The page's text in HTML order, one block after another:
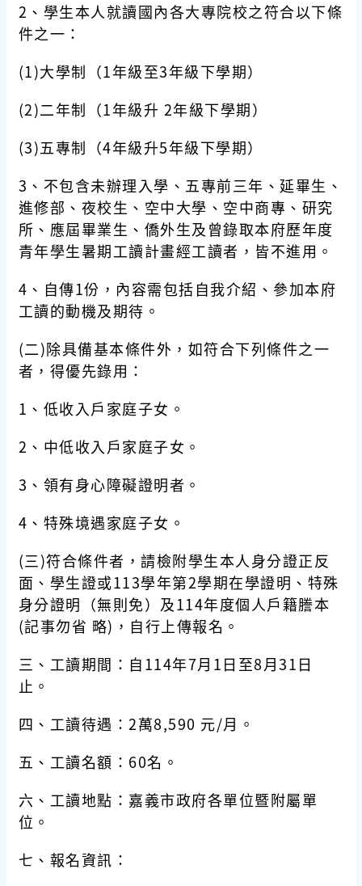
2、學生本人就讀國內各大專院校之符合以下條
件之一：
(1)大學制（1年級至3年級下學期）
(2)二年制（1年級升 2年級下學期）
(3)五專制（4年級升5年級下學期）
3、不包含未辦理入學、五專前三年、延畢生、
進修部、夜校生、空中大學、空中商專、研究
所、應屆畢業生、僑外生及曾錄取本府歷年度
青年學生暑期工讀計畫經工讀者，皆不進用。
4、自傳1份，內容需包括自我介紹、參加本府
工讀的動機及期待。
(二)除具備基本條件外，如符合下列條件之一
者，得優先錄用：
1、低收入戶家庭子女。
2、中低收入戶家庭子女。
3、領有身心障礙證明者。
4、特殊境遇家庭子女。
(三)符合條件者，請檢附學生本人身分證正反
面、學生證或113學年第2學期在學證明、特殊
身分證明（無則免）及114年度個人戶籍謄本
(記事勿省 略)，自行上傳報名。
三、工讀期間：自114年7月1日至8月31日
止。
四、工讀待遇：2萬8,590 元/月。
五、工讀名額：60名。
六、工讀地點：嘉義市政府各單位暨附屬單
位。
七、報名資訊：